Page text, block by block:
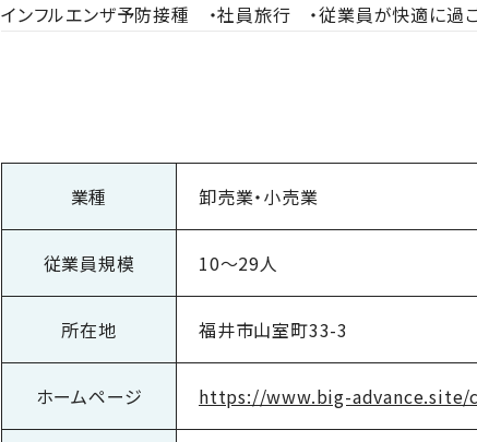
インフルエンザ予防接種 ・社員旅行 ・従業員が快適に過
業種 卸売業・小売業
従業員規模 10～29人
所在地 福井市山室町33-3
ホームページ https://www.big-advance.site/